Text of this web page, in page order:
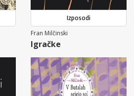
Izposodi
Fran Milčinski
Igračke